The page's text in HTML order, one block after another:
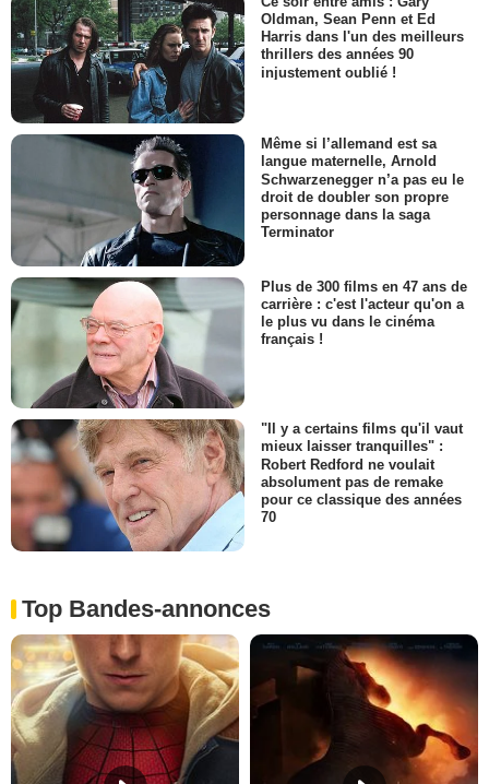
Oldman, Sean Penn et Ed
Harris dans l'un des meilleurs
thrillers des années 90
injustement oublié !
Même si l’allemand est sa
langue maternelle, Arnold
Schwarzenegger n’a pas eu le
droit de doubler son propre
personnage dans la saga
Terminator
Plus de 300 films en 47 ans de
carrière : c'est l'acteur qu'on a
le plus vu dans le cinéma
français !
"Il y a certains films qu'il vaut
mieux laisser tranquilles" :
Robert Redford ne voulait
absolument pas de remake
pour ce classique des années
70
Top Bandes-annonces